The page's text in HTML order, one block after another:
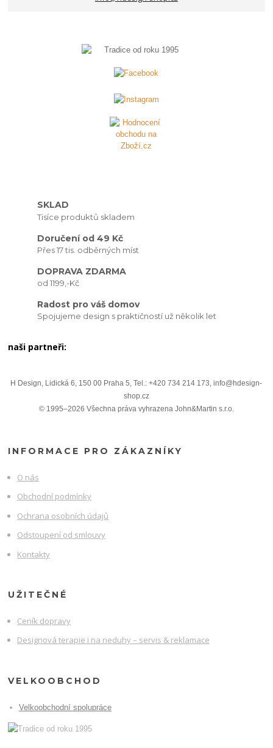
SKLAD
Tisíce produktů skladem
Doručení od 49 Kč
Přes 17 tis. odběrných míst
DOPRAVA ZDARMA
od 1199,-Kč
Radost pro váš domov
Spojujeme design s praktičností už několik let
naši partneři:
H Design, Lidická 6, 150 00 Praha 5, Tel.: +420 734 214 173, info@hdesign-
shop.cz
© 1995–2026 Všechna práva vyhrazena John&Martin s.r.o.
INFORMACE PRO ZÁKAZNÍKY
O nás
Obchodní podmínky
Ochrana osobních údajů
Odstoupení od smlouvy
Kontakty
UŽITEČNÉ
Ceník dopravy
Designová terapie i na neduhy – servis & reklamace
VELKOOBCHOD
Velkoobchodní spolupráce